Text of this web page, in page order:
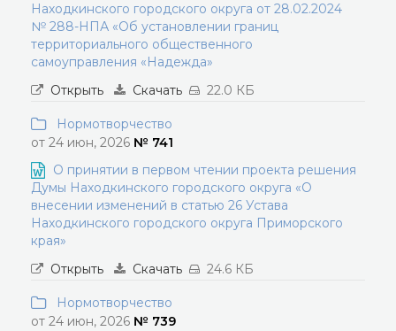
Находкинского городского округа от 28.02.2024
№ 288-НПА «Об установлении границ
территориального общественного
самоуправления «Надежда»
Открыть
Скачать 22.0 КБ
Нормотворчество
от 24 июн, 2026 № 741
О принятии в первом чтении проекта решения
Думы Находкинского городского округа «О
внесении изменений в статью 26 Устава
Находкинского городского округа Приморского
края»
Открыть
Скачать 24.6 КБ
Нормотворчество
от 24 июн, 2026 № 739